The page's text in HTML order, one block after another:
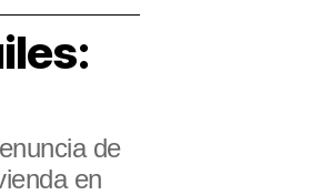
de
en